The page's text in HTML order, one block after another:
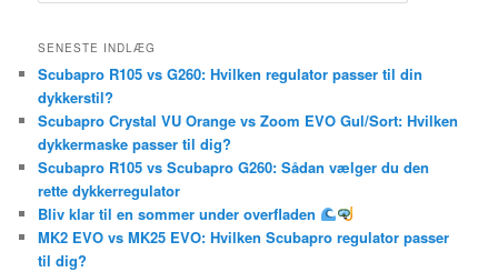
SENESTE INDLÆG
Scubapro R105 vs G260: Hvilken regulator passer til din
dykkerstil?
Scubapro Crystal VU Orange vs Zoom EVO Gul/Sort: Hvilken
dykkermaske passer til dig?
Scubapro R105 vs Scubapro G260: Sådan vælger du den
rette dykkerregulator
Bliv klar til en sommer under overfladen
MK2 EVO vs MK25 EVO: Hvilken Scubapro regulator passer
til dig?